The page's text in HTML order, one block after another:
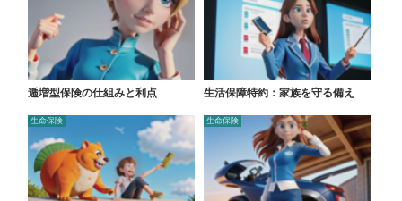
逓増型保険の仕組みと利点 生活保障特約：家族を守る備え
生命保険 生命保険